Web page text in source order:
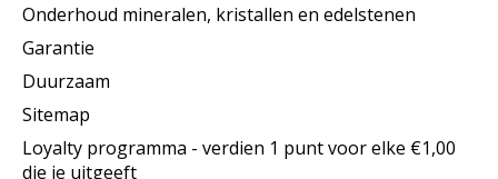
Onderhoud mineralen, kristallen en edelstenen
Garantie
Duurzaam
Sitemap
Loyalty programma - verdien 1 punt voor elke €1,00
die je uitgeeft